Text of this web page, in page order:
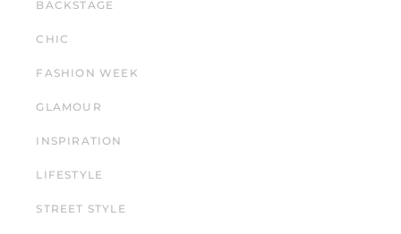
BACKSTAGE
CHIC
FASHION WEEK
GLAMOUR
INSPIRATION
LIFESTYLE
STREET STYLE